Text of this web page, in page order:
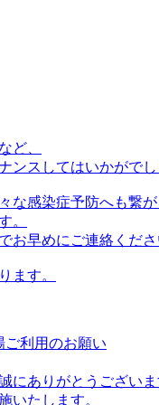
ど、
ンスしてはいかがでし
な感染症予防へも繋
。
お早めにご連絡くださ
ます。
ご利用のお願い
にありがとうございま
いたします。